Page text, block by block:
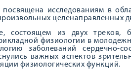
исследованиям в
целенаправленных
состоящем из двух треков,
физиологии в
заболеваний сердечно-
важных аспектов
физиологических функций.